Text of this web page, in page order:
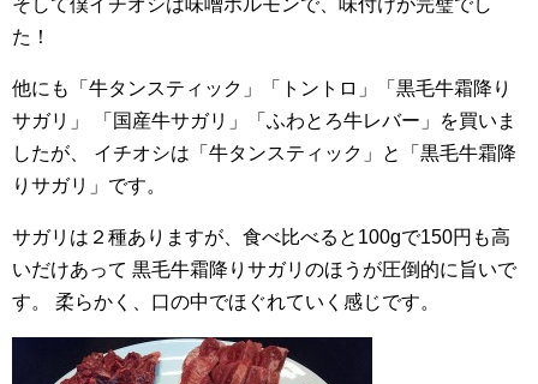
そして僕イチオシは味噌ホルモンで、味付けが完璧でし
た！
他にも「牛タンスティック」「トントロ」「黒毛牛霜降り
サガリ」
「国産牛サガリ」「ふわとろ牛レバー」を買いま
したが、
イチオシは「牛タンスティック」と「黒毛牛霜降
りサガリ」です。
サガリは２種ありますが、食べ比べると100gで150円も高
いだけあって 黒毛牛霜降りサガリのほうが圧倒的に旨いで
す。
柔らかく、口の中でほぐれていく感じです。